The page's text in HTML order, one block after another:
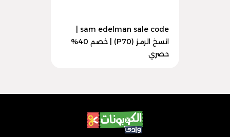
انسخ الرمز (P70) | خصم 40%
حصري